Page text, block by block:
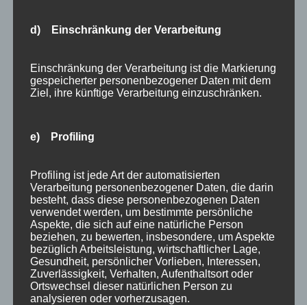
d) Einschränkung der Verarbeitung
Einschränkung der Verarbeitung ist die Markierung
gespeicherter personenbezogener Daten mit dem
Ziel, ihre künftige Verarbeitung einzuschränken.
e) Profiling
Profiling ist jede Art der automatisierten
Verarbeitung personenbezogener Daten, die darin
besteht, dass diese personenbezogenen Daten
verwendet werden, um bestimmte persönliche
Aspekte, die sich auf eine natürliche Person
beziehen, zu bewerten, insbesondere, um Aspekte
bezüglich Arbeitsleistung, wirtschaftlicher Lage,
Gesundheit, persönlicher Vorlieben, Interessen,
Zuverlässigkeit, Verhalten, Aufenthaltsort oder
Ortswechsel dieser natürlichen Person zu
analysieren oder vorherzusagen.